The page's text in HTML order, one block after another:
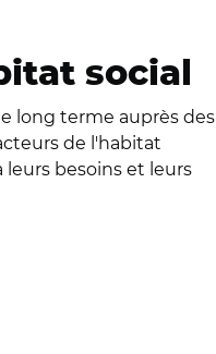
social
long terme auprès des
de l'habitat
leurs besoins et leurs